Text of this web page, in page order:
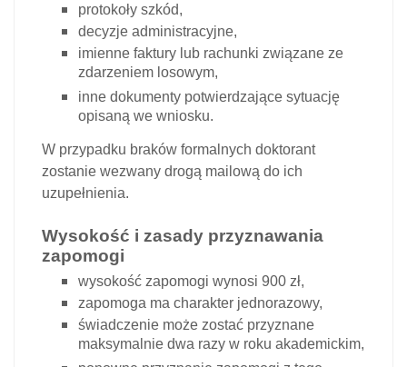
protokoły szkód,
decyzje administracyjne,
imienne faktury lub rachunki związane ze
zdarzeniem losowym,
inne dokumenty potwierdzające sytuację
opisaną we wniosku.
W przypadku braków formalnych doktorant
zostanie wezwany drogą mailową do ich
uzupełnienia.
Wysokość i zasady przyznawania
zapomogi
wysokość zapomogi wynosi 900 zł,
zapomoga ma charakter jednorazowy,
świadczenie może zostać przyznane
maksymalnie dwa razy w roku akademickim,